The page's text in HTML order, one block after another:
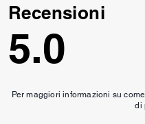
Recensioni
5.0
Per maggiori informazioni su
di